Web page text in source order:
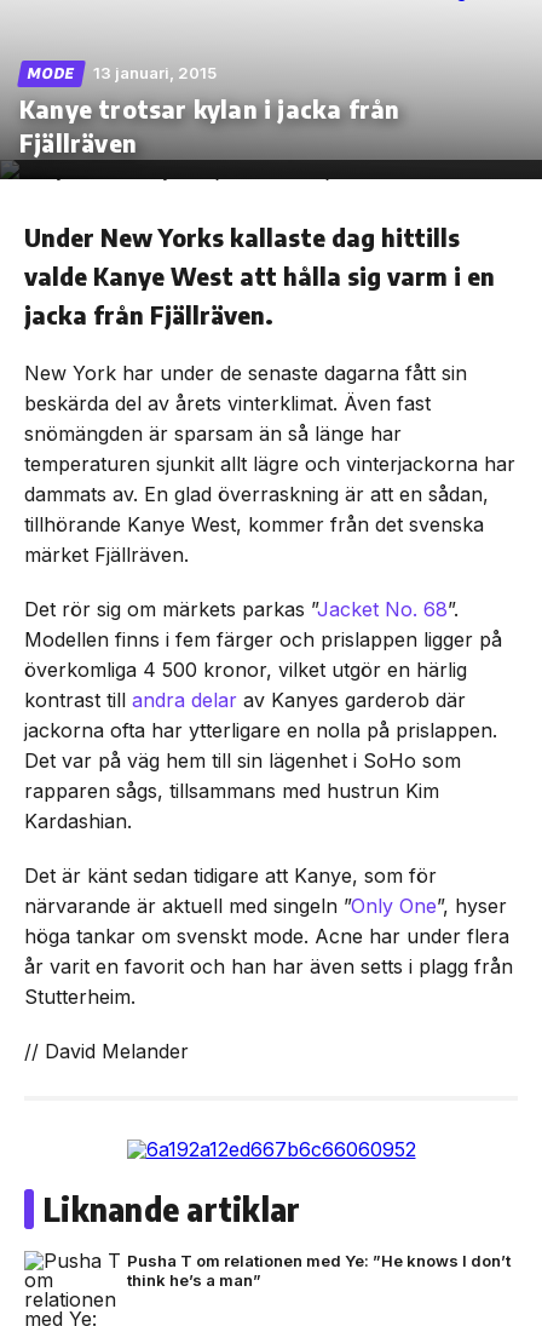
Skip
the
content
MODE 13 januari, 2015
Kanye trotsar kylan i jacka från
Fjällräven
Under New Yorks kallaste dag hittills
valde Kanye West att hålla sig varm i en
jacka från Fjällräven.
New York har under de senaste dagarna fått sin
beskärda del av årets vinterklimat. Även fast
snömängden är sparsam än så länge har
temperaturen sjunkit allt lägre och vinterjackorna har
dammats av. En glad överraskning är att en sådan,
tillhörande Kanye West, kommer från det svenska
märket Fjällräven.
Det rör sig om märkets parkas ”Jacket No. 68”.
Modellen finns i fem färger och prislappen ligger på
överkomliga 4 500 kronor, vilket utgör en härlig
kontrast till andra delar av Kanyes garderob där
jackorna ofta har ytterligare en nolla på prislappen.
Det var på väg hem till sin lägenhet i SoHo som
rapparen sågs, tillsammans med hustrun Kim
Kardashian.
Det är känt sedan tidigare att Kanye, som för
närvarande är aktuell med singeln ”Only One”, hyser
höga tankar om svenskt mode. Acne har under flera
år varit en favorit och han har även setts i plagg från
Stutterheim.
// David Melander
Liknande artiklar
Pusha T om relationen med Ye: ”He knows I don’t
think he’s a man”